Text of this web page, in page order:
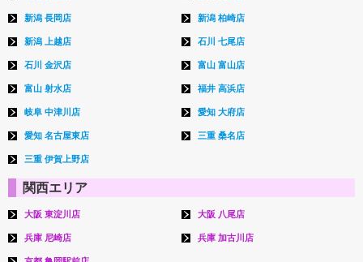
新潟 長岡店 新潟 柏崎店
新潟 上越店 石川 七尾店
石川 金沢店 富山 富山店
富山 射水店 福井 高浜店
岐阜 中津川店 愛知 大府店
愛知 名古屋東店 三重 桑名店
三重 伊賀上野店
関西エリア
大阪 東淀川店 大阪 八尾店
兵庫 尼崎店 兵庫 加古川店